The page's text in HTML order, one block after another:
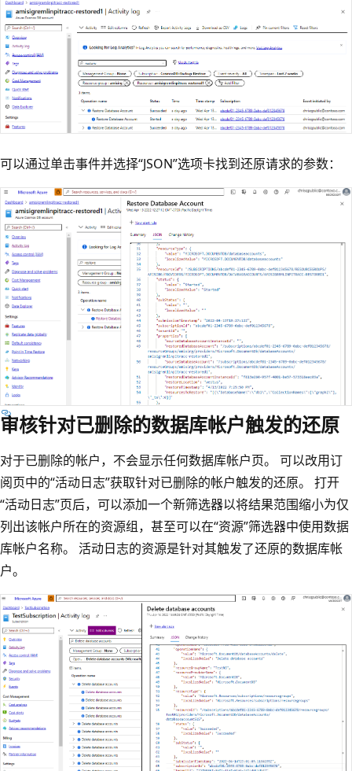
可以通过单击事件并选择“JSON”选项卡找到还原请求的参数：
审核针对已删除的数据库帐户触发的还原
对于已删除的帐户，不会显示任何数据库帐户页。 可以改用订
阅页中的“活动日志”获取针对已删除的帐户触发的还原。 打开
“活动日志”页后，可以添加一个新筛选器以将结果范围缩小为仅
列出该帐户所在的资源组，甚至可以在“资源”筛选器中使用数据
库帐户名称。 活动日志的资源是针对其触发了还原的数据库帐
户。